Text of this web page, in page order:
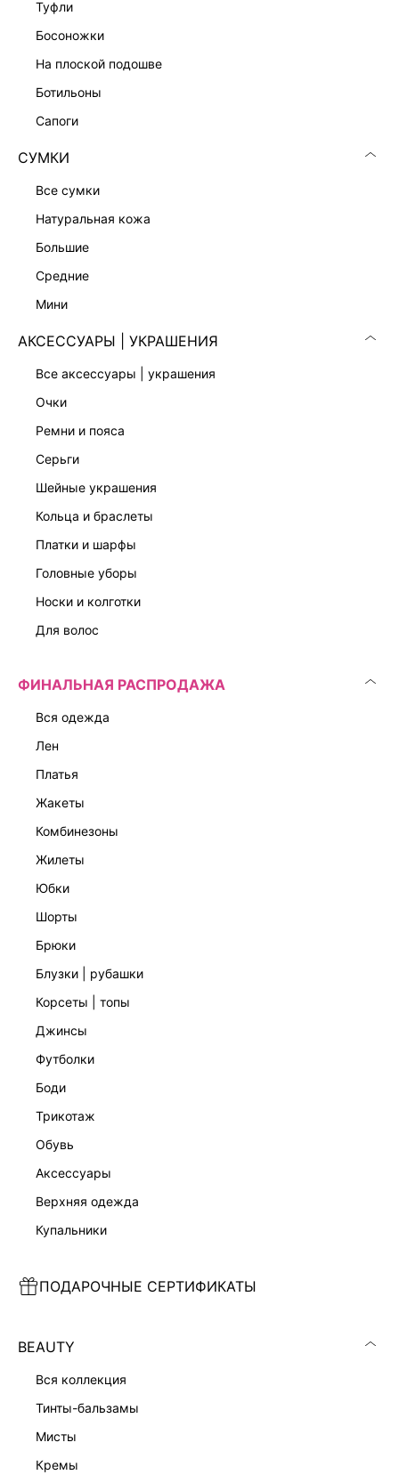
туфли
босоножки
на плоской подошве
ботильоны
сапоги
СУМКИ
все сумки
натуральная кожа
большие
средние
мини
АКСЕССУАРЫ | УКРАШЕНИЯ
все аксессуары | украшения
очки
ремни и пояса
серьги
шейные украшения
кольца и браслеты
платки и шарфы
головные уборы
носки и колготки
для волос
ФИНАЛЬНАЯ РАСПРОДАЖА
вся одежда
лен
платья
жакеты
комбинезоны
жилеты
юбки
шорты
брюки
блузки | рубашки
корсеты | топы
джинсы
футболки
боди
трикотаж
обувь
аксессуары
верхняя одежда
купальники
ПОДАРОЧНЫЕ СЕРТИФИКАТЫ
BEAUTY
вся коллекция
тинты-бальзамы
мисты
кремы
ТРИКОТАЖНАЯ ЮБКА ИЗ ЛИОЦЕЛЛА
4 599 ₽-72%1 299 ₽
БРЮКИ-ПАЛАЦЦО С ВИСКОЗОЙ
НОВИНКА
ПРИТАЛЕННОЕ ПЛАТЬЕ МИНИ
ЖИЛЕТ СО ЛЬНОМ И ЛИОЦЕЛЛОМ
4 599 ₽-43% 2 599 ₽
НАТУРАЛЬНЫЙ ЛЕН
БОДИ ИЗ ХЛОПКА И МОДАЛА ДЖИНСОВАЯ ЮБКА МИНИ